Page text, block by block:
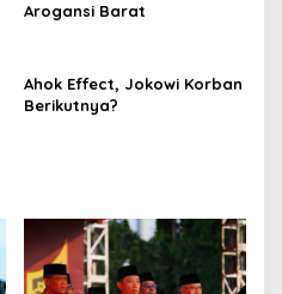
Arogansi Barat
Ahok Effect, Jokowi Korban
Berikutnya?